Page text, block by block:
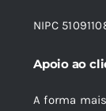
NIPC
Apoio ao
A forma